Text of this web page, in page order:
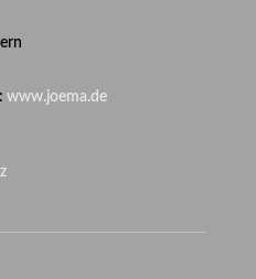
www.joema.de